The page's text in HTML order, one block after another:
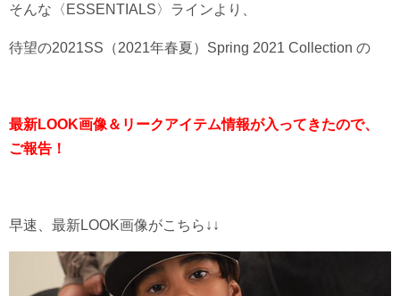
そんな〈ESSENTIALS〉ラインより、
待望の2021SS（2021年春夏）Spring 2021 Collection の
最新LOOK画像＆リークアイテム情報が入ってきたので、
ご報告！
早速、最新LOOK画像がこちら↓↓